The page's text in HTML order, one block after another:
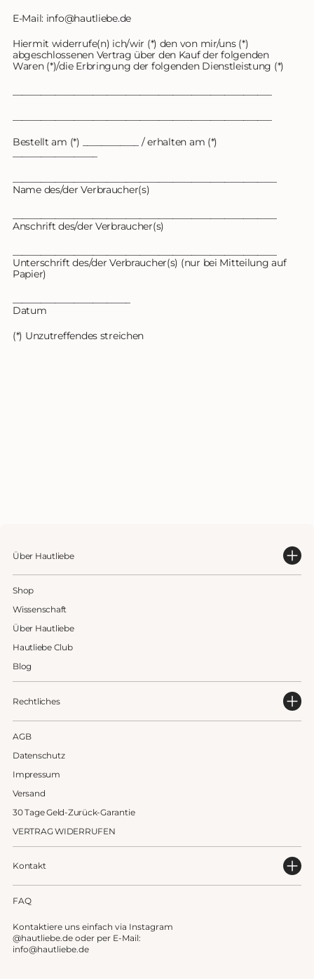
E-Mail: info@hautliebe.de
Hiermit widerrufe(n) ich/wir (*) den von mir/uns (*)
abgeschlossenen Vertrag über den Kauf der folgenden
Waren (*)/die Erbringung der folgenden Dienstleistung (*)
Bestellt am (*) ____________ / erhalten am (*)
Name des/der Verbraucher(s)
Anschrift des/der Verbraucher(s)
Unterschrift des/der Verbraucher(s) (nur bei Mitteilung auf
Papier)
Datum
(*) Unzutreffendes streichen
Über Hautliebe
Shop
Wissenschaft
Über Hautliebe
Hautliebe Club
Blog
Rechtliches
AGB
Datenschutz
Impressum
Versand
30 Tage Geld-Zurück-Garantie
VERTRAG WIDERRUFEN
Kontakt
FAQ
Kontaktiere uns einfach via Instagram
@hautliebe.de oder per E-Mail:
info@hautliebe.de